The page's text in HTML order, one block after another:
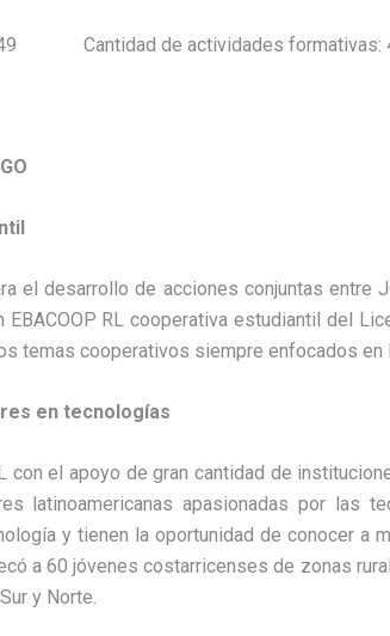
349 Cantidad de actividades formativas:
el desarrollo de acciones conjuntas entre
RL cooperativa estudiantil del
temas cooperativos siempre enfocados en
en tecnologías
con el apoyo de gran cantidad de
latinoamericanas apasionadas por las
y tienen la oportunidad de conocer a
a 60 jóvenes costarricenses de zonas
y Norte.